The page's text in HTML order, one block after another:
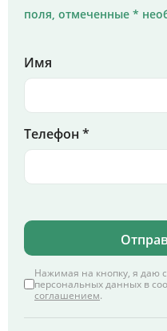
поля, отмеченные *
Имя
Телефон *
Нажимая на кнопку, я даю
персональных данных в
соглашением.